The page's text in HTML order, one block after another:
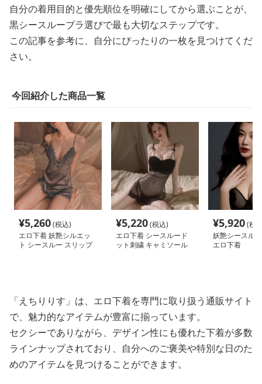
自分の着用目的と優先順位を明確にしてから選ぶことが、
黒シースルーブラ選びで最も大切なステップです。
この記事を参考に、自分にぴったりの一枚を見つけてくだ
さい。
今回紹介した商品一覧
¥5,260(税込)
エロ下着 妖艶シルエッ
ト シースルー スリップ
¥5,220(税込)
エロ下着 シースルード
ット刺繍 キャミソール
¥5,920(税
妖艶シースル
エロ下着
「えちりりす」は、エロ下着を専門に取り扱う通販サイト
で、魅力的なアイテムが豊富に揃っています。
セクシーでありながら、デザイン性にも優れた下着が多数
ラインナップされており、自分へのご褒美や特別な日のた
めのアイテムを見つけることができます。